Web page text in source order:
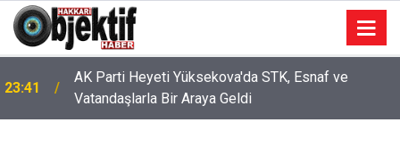
23:41
AK Parti Heyeti Yüksekova'da STK, Esnaf ve
Vatandaşlarla Bir Araya Geldi